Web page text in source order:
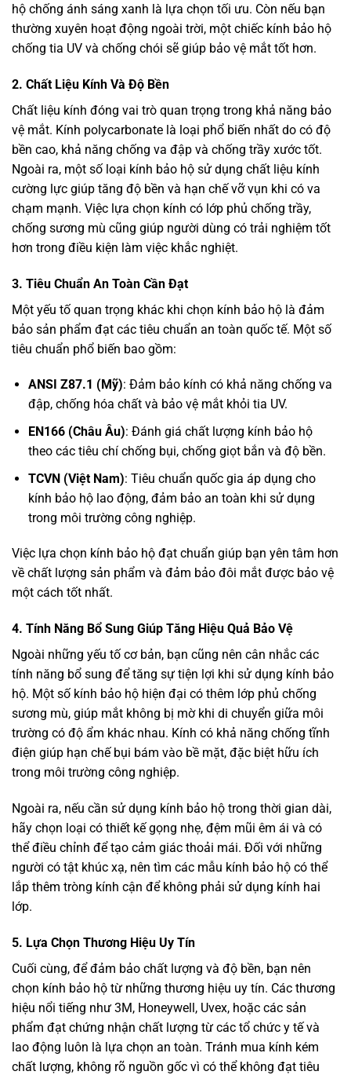
hộ chống ánh sáng xanh là lựa chọn tối ưu. Còn nếu bạn
thường xuyên hoạt động ngoài trời, một chiếc kính bảo hộ
chống tia UV và chống chói sẽ giúp bảo vệ mắt tốt hơn.
2. Chất Liệu Kính Và Độ Bền
Chất liệu kính đóng vai trò quan trọng trong khả năng bảo
vệ mắt. Kính polycarbonate là loại phổ biến nhất do có độ
bền cao, khả năng chống va đập và chống trầy xước tốt.
Ngoài ra, một số loại kính bảo hộ sử dụng chất liệu kính
cường lực giúp tăng độ bền và hạn chế vỡ vụn khi có va
chạm mạnh. Việc lựa chọn kính có lớp phủ chống trầy,
chống sương mù cũng giúp người dùng có trải nghiệm tốt
hơn trong điều kiện làm việc khắc nghiệt.
3. Tiêu Chuẩn An Toàn Cần Đạt
Một yếu tố quan trọng khác khi chọn kính bảo hộ là đảm
bảo sản phẩm đạt các tiêu chuẩn an toàn quốc tế. Một số
tiêu chuẩn phổ biến bao gồm:
ANSI Z87.1 (Mỹ): Đảm bảo kính có khả năng chống va
đập, chống hóa chất và bảo vệ mắt khỏi tia UV.
EN166 (Châu Âu): Đánh giá chất lượng kính bảo hộ
theo các tiêu chí chống bụi, chống giọt bắn và độ bền.
TCVN (Việt Nam): Tiêu chuẩn quốc gia áp dụng cho
kính bảo hộ lao động, đảm bảo an toàn khi sử dụng
trong môi trường công nghiệp.
Việc lựa chọn kính bảo hộ đạt chuẩn giúp bạn yên tâm hơn
về chất lượng sản phẩm và đảm bảo đôi mắt được bảo vệ
một cách tốt nhất.
4. Tính Năng Bổ Sung Giúp Tăng Hiệu Quả Bảo Vệ
Ngoài những yếu tố cơ bản, bạn cũng nên cân nhắc các
tính năng bổ sung để tăng sự tiện lợi khi sử dụng kính bảo
hộ. Một số kính bảo hộ hiện đại có thêm lớp phủ chống
sương mù, giúp mắt không bị mờ khi di chuyển giữa môi
trường có độ ẩm khác nhau. Kính có khả năng chống tĩnh
điện giúp hạn chế bụi bám vào bề mặt, đặc biệt hữu ích
trong môi trường công nghiệp.
Ngoài ra, nếu cần sử dụng kính bảo hộ trong thời gian dài,
hãy chọn loại có thiết kế gọng nhẹ, đệm mũi êm ái và có
thể điều chỉnh để tạo cảm giác thoải mái. Đối với những
người có tật khúc xạ, nên tìm các mẫu kính bảo hộ có thể
lắp thêm tròng kính cận để không phải sử dụng kính hai
lớp.
5. Lựa Chọn Thương Hiệu Uy Tín
Cuối cùng, để đảm bảo chất lượng và độ bền, bạn nên
chọn kính bảo hộ từ những thương hiệu uy tín. Các thương
hiệu nổi tiếng như 3M, Honeywell, Uvex, hoặc các sản
phẩm đạt chứng nhận chất lượng từ các tổ chức y tế và
lao động luôn là lựa chọn an toàn. Tránh mua kính kém
chất lượng, không rõ nguồn gốc vì có thể không đạt tiêu